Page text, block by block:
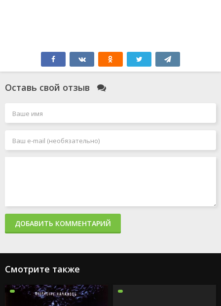
Оставь свой отзыв
ДОБАВИТЬ КОММЕНТАРИЙ
Смотрите также